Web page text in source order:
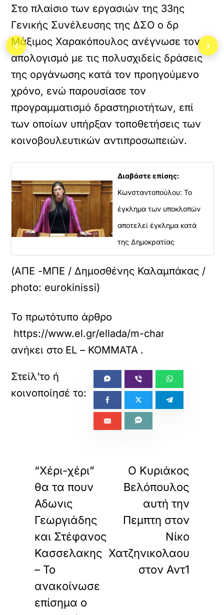
Στο πλαίσιο των εργασιών της 33ης
Γενικής Συνέλευσης της ΔΣΟ ο δρ
Μάξιμος Χαρακόπουλος ανέγνωσε τον
απολογισμό με τις πολυσχιδείς δράσεις
της οργάνωσης κατά τον προηγούμενο
χρόνο, ενώ παρουσίασε τον
προγραμματισμό δραστηριοτήτων, επί
των οποίων υπήρξαν τοποθετήσεις των
κοινοβουλευτικών αντιπροσωπειών.
Διαβάστε επίσης:
Κωνσταντοπούλου: Το
έγκλημα των υποκλοπών
αποτελεί έγκλημα κατά
της Δημοκρατίας
(ΑΠΕ -ΜΠΕ / Δημοσθένης Καλαμπάκας /
photo: eurokinissi)
Το πρωτότυπο άρθρο
https://www.el.gr/ellada/m-
ανήκει στο EL – ΚΟΜΜΑΤΑ .
“Χέρι-χέρι”
θα τα πουν
Αδωνις
Γεωργιάδης
και Στέφανος
Κασσελακης
– Το
ανακοίνωσε
επίσημα ο
Ο Κυριάκος
Βελόπουλος
αυτή την
Πεμπτη στον
Νίκο
Χατζηνικολαου
στον Αντ1
‹ ›